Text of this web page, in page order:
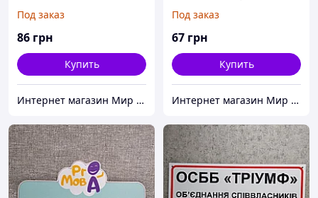
(Темносиний)
Под заказ
86 грн
Купить
Интернет магазин Мир стендов. Товары из Украины
инвалидностью"
Под заказ
67 грн
Купить
Интернет магазин Мир стендов. Товары из Украины